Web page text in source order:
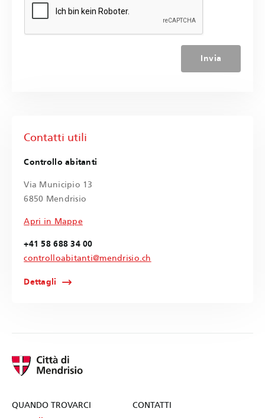
Invia
Contatti utili
Controllo abitanti
Via Municipio 13
6850 Mendrisio
Apri in Mappe
+41 58 688 34 00
controlloabitanti@mendrisio.ch
Dettagli
QUANDO TROVARCI
CONTATTI